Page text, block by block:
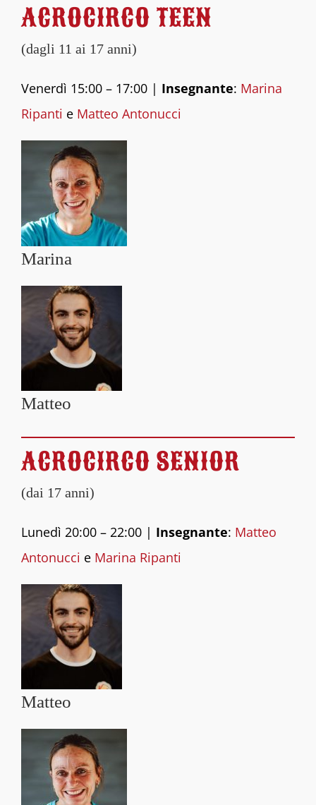
ACROCIRCO TEEN
(dagli 11 ai 17 anni)
Venerdì 15:00 – 17:00 | Insegnante: Marina
Ripanti e Matteo Antonucci
Marina
Matteo
ACROCIRCO SENIOR
(dai 17 anni)
Lunedì 20:00 – 22:00 | Insegnante: Matteo
Antonucci e Marina Ripanti
Matteo